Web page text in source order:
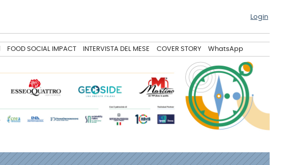
Login
FOOD SOCIAL IMPACT INTERVISTA DEL MESE COVER STORY WhatsApp